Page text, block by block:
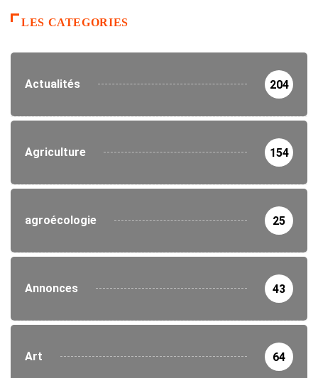
LES CATEGORIES
Actualités 204
Agriculture 154
agroécologie 25
Annonces 43
Art 64